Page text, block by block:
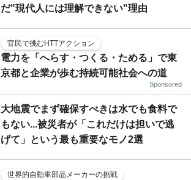
だ"現代人には理解できない"理由
官民で挑むHTTアクション
電力を「へらす・つくる・ためる」で東
京都と企業が歩む持続可能社会への道
Sponsored
大地震でまず確保すべきは水でも食料で
もない...被災者が「これだけは担いで逃
げて」という最も重要なモノ2選
世界的自動車部品メーカーの挑戦